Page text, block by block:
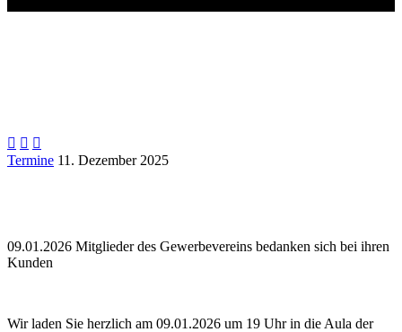
  
Termine 11. Dezember 2025
09.01.2026 Mitglieder des Gewerbevereins bedanken sich bei ihren
Kunden
Wir laden Sie herzlich am 09.01.2026 um 19 Uhr in die Aula der